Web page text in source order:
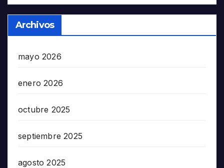
Archivos
mayo 2026
enero 2026
octubre 2025
septiembre 2025
agosto 2025